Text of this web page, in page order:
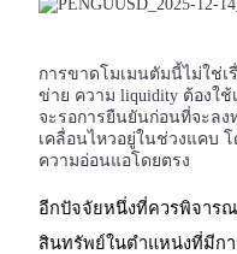
เรียนรู้วิธีการรักษาผ
การขาดโมเมนตัมนี้ไม่ใช่เ
ข่าย ความ liquidity ต้องใช้
จะรอการยืนยันก่อนที่จะล
เคลื่อนไหวอยู่ในช่วงแคบ
ความอ่อนแอโดยตรง
อีกปัจจัยหนึ่งที่ควรพิจาร
สินทรัพย์ในตำแหน่งที่มีก